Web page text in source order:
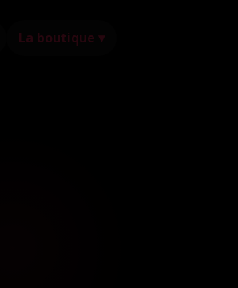
La boutique ▾